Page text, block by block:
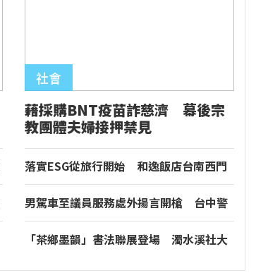
藉採購BNT疫苗詐慈濟 幕後宗
教團體夫婦接押禁見
落實ESG從旅行開始 和逸飯店台南西門
男駕車至議員服務處外揚言開槍 台中警
「茶鄉墨韻」書法聯展登場 濁水溪社大